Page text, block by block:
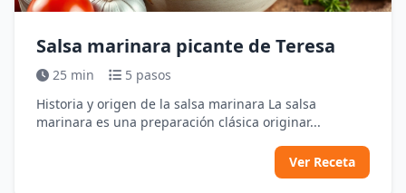
Salsa marinara picante de Teresa
25 min
5 pasos
Historia y origen de la salsa marinara La salsa
marinara es una preparación clásica originar...
Ver Receta